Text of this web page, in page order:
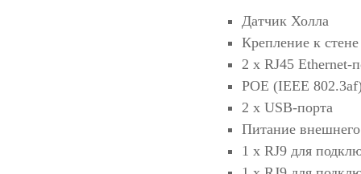
Датчик Холла
Крепление к стене
2 х RJ45 Ethernet-
POE (IEEE
2 x USB-порта
Питание
1 х RJ9 для